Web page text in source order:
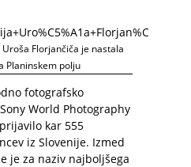
Florjančiča je nastala
Planinskem polju
fotografsko
World Photography
kar 555
iz Slovenije. Izmed
je za naziv najboljšega